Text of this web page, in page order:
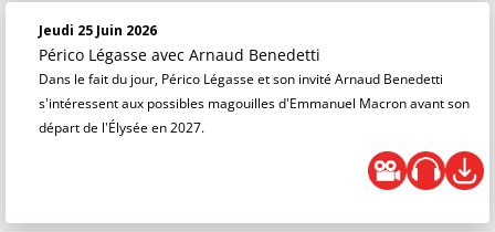
Jeudi 25 Juin 2026
Périco Légasse avec Arnaud Benedetti
Dans le fait du jour, Périco Légasse et son invité Arnaud Benedetti
s'intéressent aux possibles magouilles d'Emmanuel Macron avant son
départ de l'Élysée en 2027.